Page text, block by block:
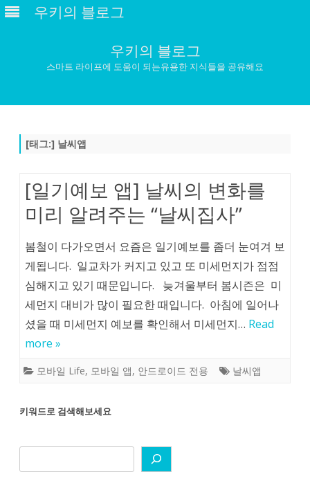
우키의 블로그
우키의 블로그
스마트 라이프에 도움이 되는유용한 지식들을 공유해요
[태그:] 날씨앱
[일기예보 앱] 날씨의 변화를
미리 알려주는 “날씨집사”
봄철이 다가오면서 요즘은 일기예보를 좀더 눈여겨 보
게됩니다. 일교차가 커지고 있고 또 미세먼지가 점점
심해지고 있기 때문입니다. 늦겨울부터 봄시즌은 미
세먼지 대비가 많이 필요한 때입니다. 아침에 일어나
셨을 때 미세먼지 예보를 확인해서 미세먼지… Read
more »
모바일 Life, 모바일 앱, 안드로이드 전용 날씨앱
키워드로 검색해보세요